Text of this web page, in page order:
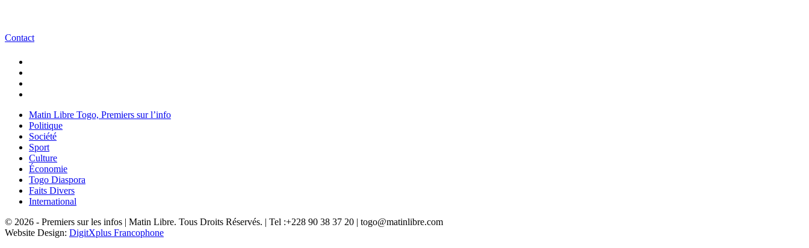
Contact
Matin Libre Togo, Premiers sur l’info
Politique
Société
Sport
Culture
Économie
Togo Diaspora
Faits Divers
International
© 2026 - Premiers sur les infos | Matin Libre. Tous Droits Réservés. | Tel :+228 90 38 37 20 | togo@matinlibre.com
Website Design: DigitXplus Francophone